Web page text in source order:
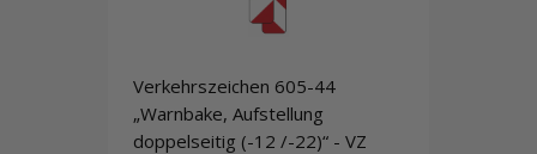
Verkehrszeichen 605-44
„Warnbake, Aufstellung
doppelseitig (-12 /-22)“ - VZ